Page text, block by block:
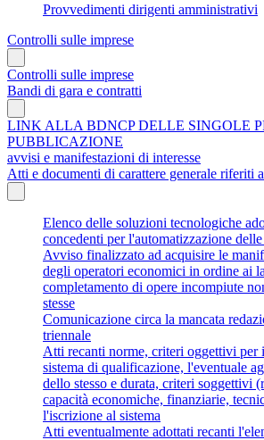
Provvedimenti dirigenti amministrativi
Controlli sulle imprese
Controlli sulle imprese
Bandi di gara e contratti
LINK ALLA BDNCP DELLE SINGOLE
PUBBLICAZIONE
avvisi e manifestazioni di interesse
Atti e documenti di carattere generale riferiti
Elenco delle soluzioni tecnologiche
concedenti per l'automatizzazione
Avviso finalizzato ad acquisire le
degli operatori economici in ordine ai
completamento di opere incompiute
stesse
Comunicazione circa la mancata
triennale
Atti recanti norme, criteri oggettivi per
sistema di qualificazione, l'eventuale
dello stesso e durata, criteri soggettivi
capacità economiche, finanziarie,
l'iscrizione al sistema
Atti eventualmente adottati recanti